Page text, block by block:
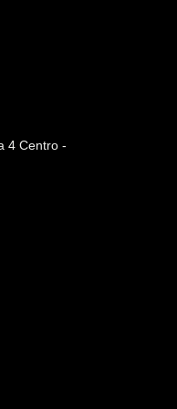
4 Centro -